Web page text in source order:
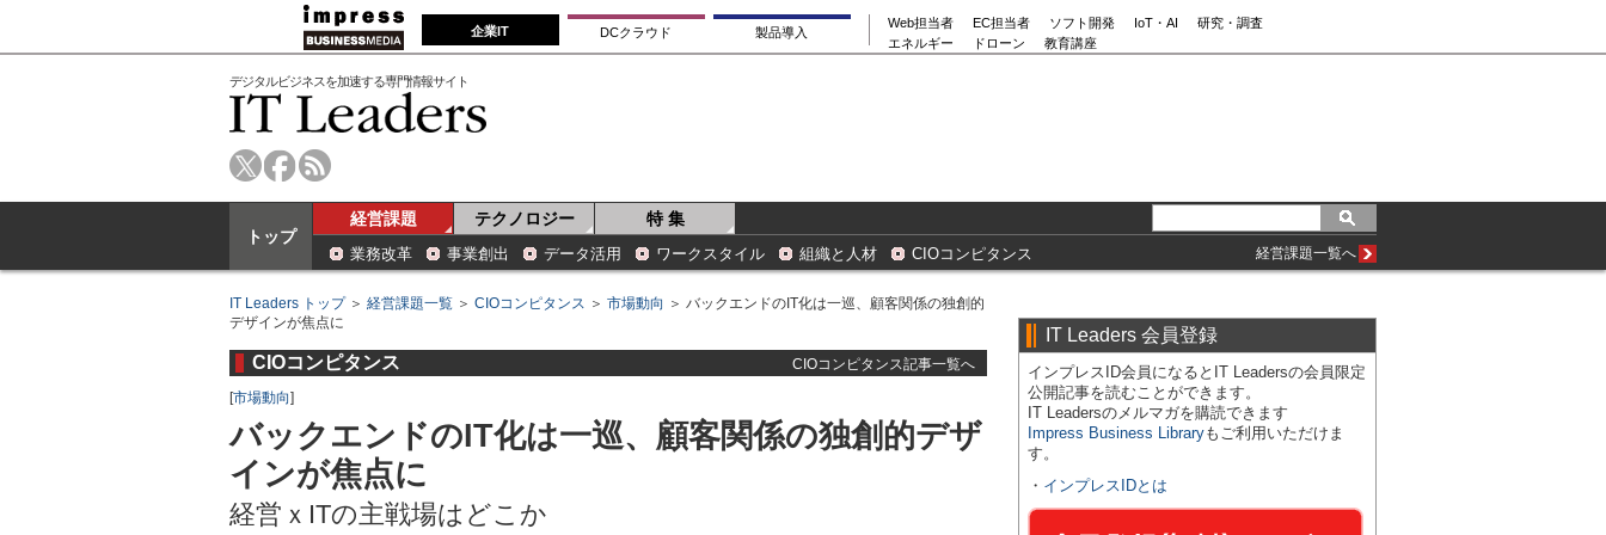
企業IT DCクラウド 製品導入
Web担当者 EC担当者 ソフト開発 IoT・AI
研究・調査
エネルギー
ドローン 教育講座
デジタルビジネスを加速する専門情報サイト
トップ
経営課題 テクノロジー 特 集
業務改革 事業創出 データ活用 ワークスタイル 組織と人材 CIOコンピタンス 経営課題一覧へ
IT Leaders トップ＞ 経営課題一覧 ＞ CIOコンピタンス ＞ 市場動向 ＞ バックエンドのIT化は一巡、顧客関係の独創的
デザインが焦点に
CIOコンピタンス
CIOコンピタンス記事一覧へ
[市場動向]
バックエンドのIT化は一巡、顧客関係の独創的デザ
インが焦点に
経営ｘITの主戦場はどこか
IT Leaders 会員登録
インプレスID会員になるとIT Leadersの会員限定
公開記事を読むことができます。
IT Leadersのメルマガを購読できます
Impress Business Libraryもご利用いただけま
す。
・ インプレスIDとは